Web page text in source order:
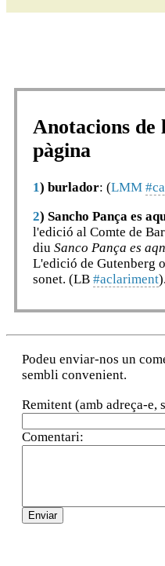
Anotacions de
pàgina
1) burlador: (LMM
2) Sancho Pança es
l'edició al Comte de
diu Sanco Pança es
L'edició de Gutenberg
sonet. (LB #aclariment).
Podeu enviar-nos un
sembli convenient.
Remitent (amb adreça-e,
Comentari: